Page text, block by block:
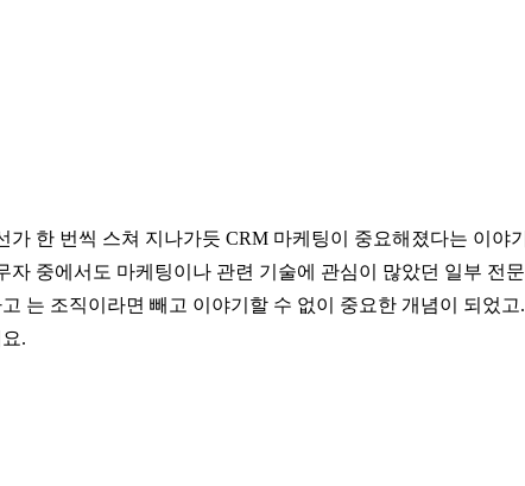
한 번씩 스쳐 지나가듯 CRM 마케팅이 중요해졌다는 이야기
중에서도 마케팅이나 관련 기술에 관심이 많았던 일부 전문
는 조직이라면 빼고 이야기할 수 없이 중요한 개념이 되었고.
.